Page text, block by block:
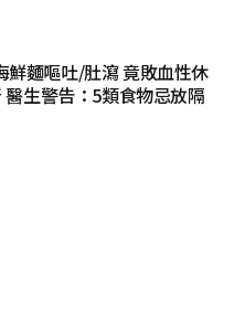
鮮麵嘔吐/肚瀉 竟敗血性休
醫生警告：5類食物忌放隔